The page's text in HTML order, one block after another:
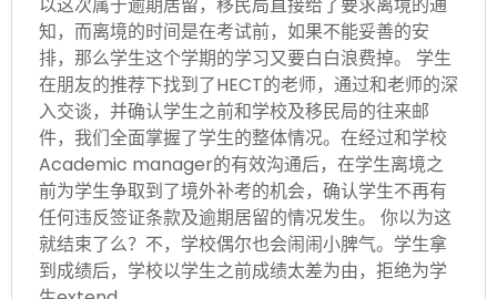
知，而离境的时间是在考试前，如果不能妥善的安
排，那么学生这个学期的学习又要白白浪费掉。 学生
在朋友的推荐下找到了HECT的老师，通过和老师的深
入交谈，并确认学生之前和学校及移民局的往来邮
件，我们全面掌握了学生的整体情况。在经过和学校
Academic manager的有效沟通后，在学生离境之
前为学生争取到了境外补考的机会，确认学生不再有
任何违反签证条款及逾期居留的情况发生。 你以为这
就结束了么？不，学校偶尔也会闹闹小脾气。学生拿
到成绩后，学校以学生之前成绩太差为由，拒绝为学